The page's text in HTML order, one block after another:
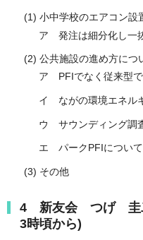
(1) 小中学校のエアコン設
ア 発注は細分化し一
(2) 公共施設の進め方につ
ア PFIでなく従来型で
イ ながの環境エネル
ウ サウンディング調
エ パークPFIについて
(3) その他
4 新友会 つげ 圭
3時頃から)